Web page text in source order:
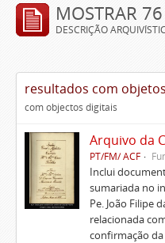
MOSTRAR
DESCRIÇÃO
resultados com
com objectos digitais
Arquivo da
PT/FM/ ACF
Inclui
sumariada no
Pe. João Filipe
relacionada
confirmação da